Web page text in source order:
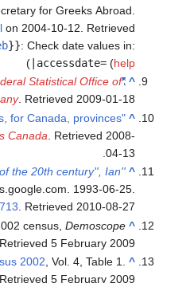
for Greeks Abroad.
on 2004-10-12 . Retrieved
}}:Check date values in:
|accessdate= (help
)
^
"Foreign Population"
Statistical Office of
. Retrieved2009-01-18
^
for Canada, provinces
Canada . Retrieved 2008-
04-13
.
^
the 20th century'', Ian
1993-06-25.
. Retrieved 2010-08-27
^
census,Demoscope
5 February 2009
^
2002 , Vol. 4, Table 1.
Retrieved 5 February 2009